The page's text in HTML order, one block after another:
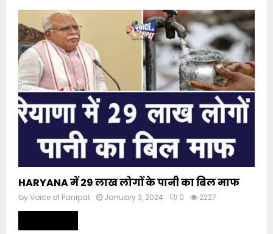
HARYANA में 29 लाख लोगों के पानी का बिल माफ
byVoice of Panipat January 3, 2024 0 2227